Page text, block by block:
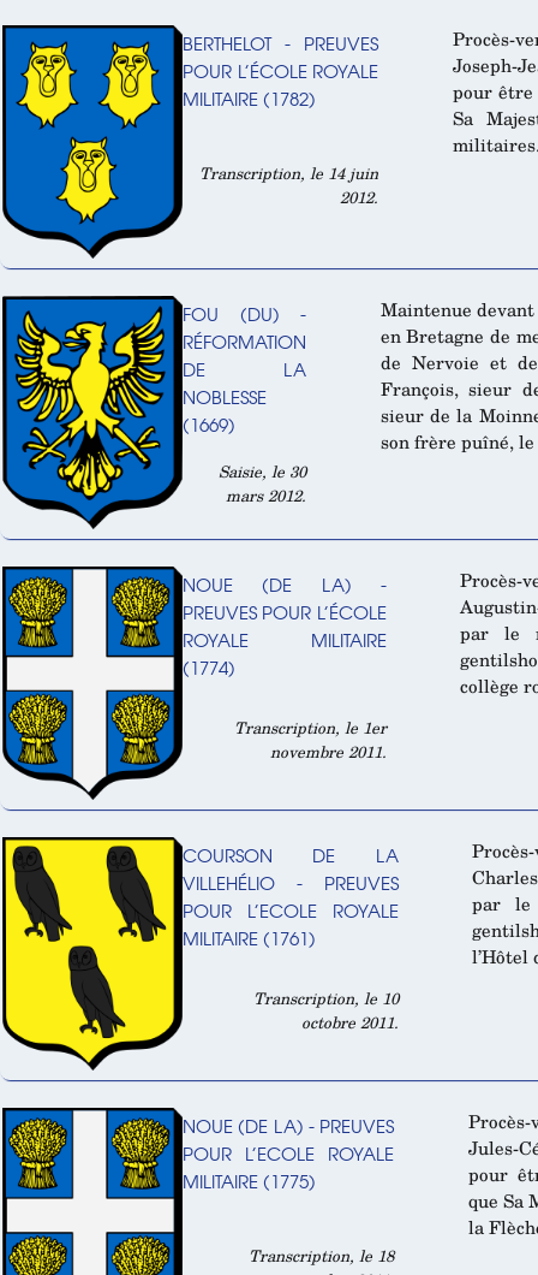
BERTHELOT - PREUVES
POUR L’ÉCOLE ROYALE
MILITAIRE (1782)
Transcription, le 14 juin
2012.
Procès-
Joseph-
pour être
Sa
FOU (DU) -
RÉFORMATION
DE LA
NOBLESSE
(1669)
Saisie, le 30
mars 2012.
Maintenue
en Bretagne de
de Nervoie et
François, sieur
sieur de la
son frère puîné, le
NOUE (DE LA) -
PREUVES POUR L’ÉCOLE
ROYALE MILITAIRE
(1774)
Transcription, le 1er
novembre 2011.
par le
collège
COURSON DE LA
VILLEHÉLIO - PREUVES
POUR L’ECOLE ROYALE
MILITAIRE (1761)
Transcription, le 10
octobre 2011.
par le
l’Hôtel
NOUE (DE LA) - PREUVES
POUR L’ECOLE ROYALE
MILITAIRE (1775)
Transcription, le 18
Jules-
pour
que Sa
la